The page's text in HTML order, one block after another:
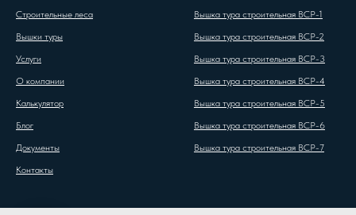
Строительные леса
Вышки туры
Услуги
О компании
Калькулятор
Блог
Документы
Контакты
Вышка тура строительная ВСР-1
Вышка тура строительная ВСР-2
Вышка тура строительная ВСР-3
Вышка тура строительная ВСР-4
Вышка тура строительная ВСР-5
Вышка тура строительная ВСР-6
Вышка тура строительная ВСР-7